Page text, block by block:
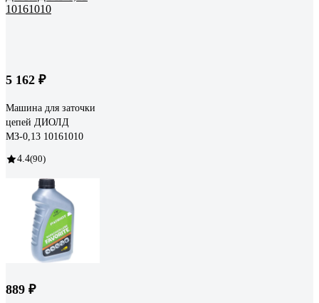
5 162 ₽
Машина для заточки
цепей ДИОЛД
МЗ-0,13 10161010
4.4(90)
889 ₽